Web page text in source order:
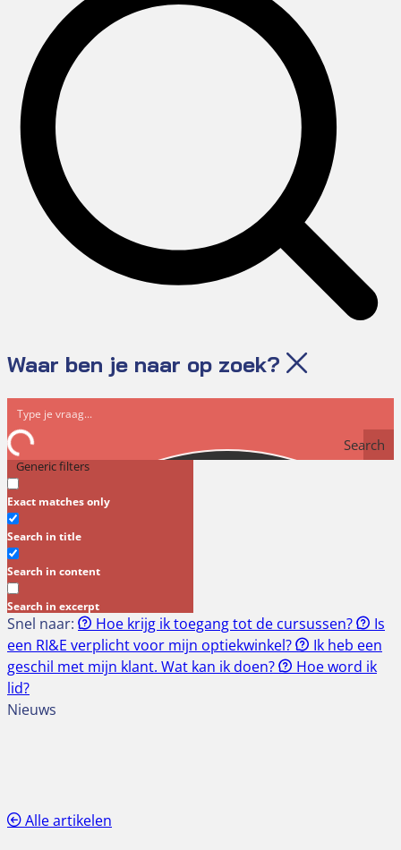
Waar ben je naar op zoek?
Search
Generic filters
Exact matches only
Search in title
Search in content
Search in excerpt
Snel naar: Hoe krijg ik toegang tot de cursussen?
Is
een RI&E verplicht voor mijn optiekwinkel?
Ik heb een
geschil met mijn klant. Wat kan ik doen?
Hoe word ik
lid?
Nieuws
Alle artikelen